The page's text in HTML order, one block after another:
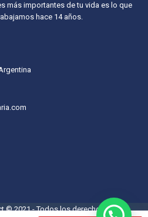
más importantes de tu vida es lo que
hace 14 años.
© 2021 - Todos los derechos